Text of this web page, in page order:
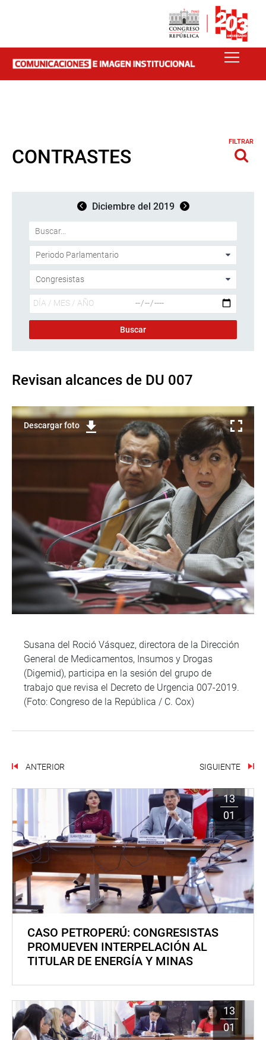
CONTRASTES
FILTRAR
Diciembre del 2019
Revisan alcances de DU 007
Descargar foto
Susana del Roció Vásquez, directora de la Dirección
General de Medicamentos, Insumos y Drogas
(Digemid), participa en la sesión del grupo de
trabajo que revisa el Decreto de Urgencia 007-2019.
(Foto: Congreso de la República / C. Cox)
ANTERIOR SIGUIENTE
13
01
CASO PETROPERÚ: CONGRESISTAS
PROMUEVEN INTERPELACIÓN AL
TITULAR DE ENERGÍA Y MINAS
13
01